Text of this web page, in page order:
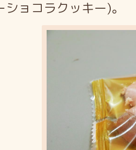
ョコラクッキー)。